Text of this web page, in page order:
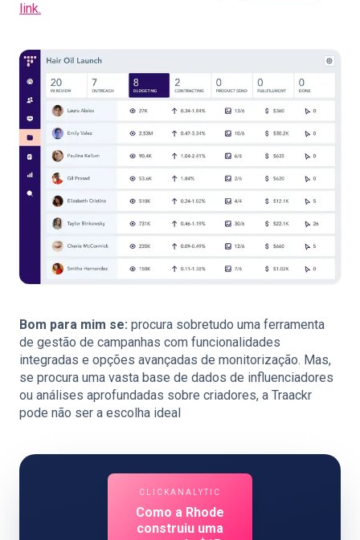
link.
Bom para mim se: procura sobretudo uma ferramenta
de gestão de campanhas com funcionalidades
integradas e opções avançadas de monitorização. Mas,
se procura uma vasta base de dados de influenciadores
ou análises aprofundadas sobre criadores, a Traackr
pode não ser a escolha ideal
CLICKANALYTIC
Como a Rhode
construiu uma